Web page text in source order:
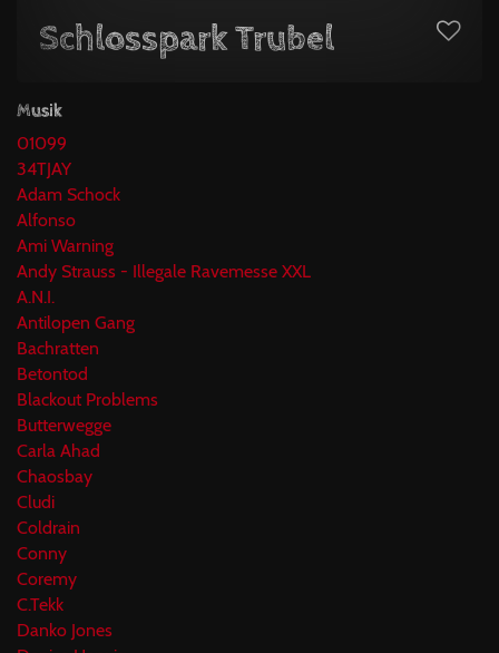
Schlosspark Trubel
Musik
01099
34TJAY
Adam Schock
Alfonso
Ami Warning
Andy Strauss - Illegale Ravemesse XXL
A.N.I.
Antilopen Gang
Bachratten
Betontod
Blackout Problems
Butterwegge
Carla Ahad
Chaosbay
Cludi
Coldrain
Conny
Coremy
C.Tekk
Danko Jones